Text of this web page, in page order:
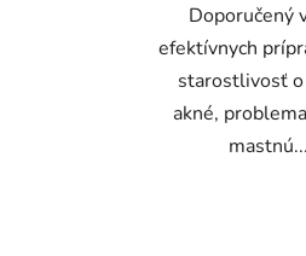
Doporučený
efektívnych
starostlivosť
akné,
mastnú...